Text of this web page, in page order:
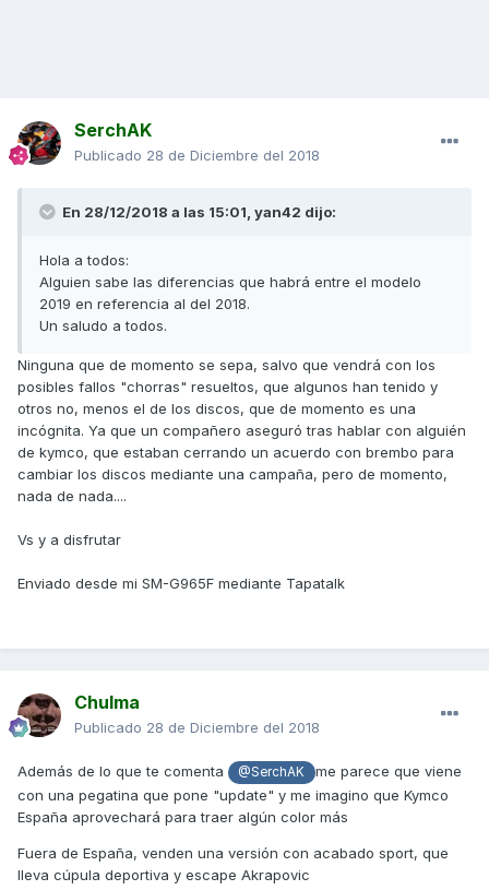
SerchAK
Publicado 28 de Diciembre del 2018
En 28/12/2018 a las 15:01, yan42 dijo:
Hola a todos:
Alguien sabe las diferencias que habrá entre el modelo
2019 en referencia al del 2018.
Un saludo a todos.
Ninguna que de momento se sepa, salvo que vendrá con los
posibles fallos "chorras" resueltos, que algunos han tenido y
otros no, menos el de los discos, que de momento es una
incógnita. Ya que un compañero aseguró tras hablar con alguién
de kymco, que estaban cerrando un acuerdo con brembo para
cambiar los discos mediante una campaña, pero de momento,
nada de nada....
Vs y a disfrutar
Enviado desde mi SM-G965F mediante Tapatalk
Chulma
Publicado 28 de Diciembre del 2018
Además de lo que te comenta @SerchAK
me parece que viene
con una pegatina que pone "update" y me imagino que Kymco
España aprovechará para traer algún color más
Fuera de España, venden una versión con acabado sport, que
lleva cúpula deportiva y escape Akrapovic